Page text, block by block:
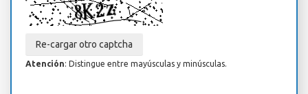
Re-cargar otro captcha
Atención: Distingue entre mayúsculas y minúsculas.